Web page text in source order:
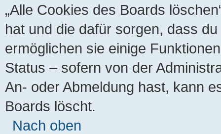
„Alle Cookies des Boards
hat und die dafür sorgen, dass
ermöglichen sie einige
Status – sofern von der
An- oder Abmeldung hast, kann
Boards löscht.
Nach oben